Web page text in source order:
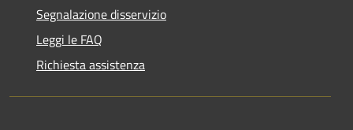
Segnalazione disservizio
Leggi le FAQ
Richiesta assistenza